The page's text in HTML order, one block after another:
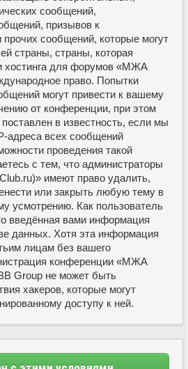
сообщений,
призывов к
прочих сообщений, которые могут
страны, страны, которая
хостинга для форумов «МЖА
право. Попытки
могут привести к вашему
от конференции, при этом
в известность, если мы
адреса всех сообщений
проведения такой
с тем, что администраторы
имеют право удалить,
или закрыть любую тему в
усмотрению. Как пользователь
введённая вами информация
данных. Хотя эта информация
лицам без вашего
конференции «МЖА
Group не может быть
хакеров, которые могут
доступу к ней.